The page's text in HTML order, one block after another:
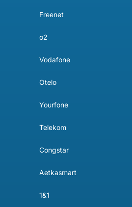
Freenet
o2
Vodafone
Otelo
Yourfone
Telekom
Congstar
Aetkasmart
1&1